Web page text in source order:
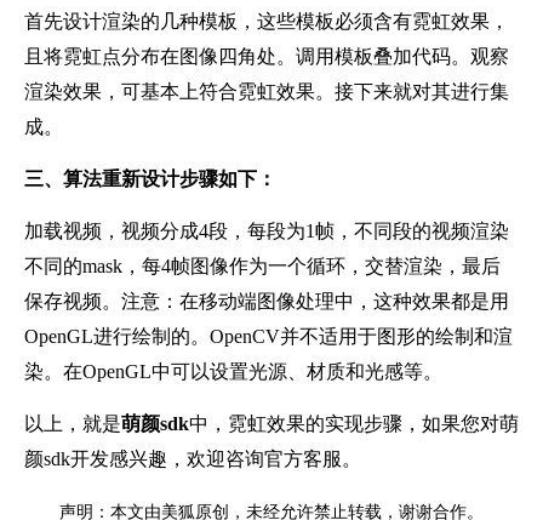
首先设计渲染的几种模板，这些模板必须含有霓虹效果，
且将霓虹点分布在图像四角处。调用模板叠加代码。观察
渲染效果，可基本上符合霓虹效果。接下来就对其进行集
成。
三、算法重新设计步骤如下：
加载视频，视频分成4段，每段为1帧，不同段的视频渲染
不同的mask，每4帧图像作为一个循环，交替渲染，最后
保存视频。注意：在移动端图像处理中，这种效果都是用
OpenGL进行绘制的。OpenCV并不适用于图形的绘制和渲
染。在OpenGL中可以设置光源、材质和光感等。
以上，就是萌颜sdk中，霓虹效果的实现步骤，如果您对萌
颜sdk开发感兴趣，欢迎咨询官方客服。
声明：本文由美狐原创，未经允许禁止转载，谢谢合作。